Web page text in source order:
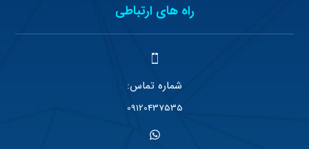
راه های ارتباطی
شماره تماس:
09120437535